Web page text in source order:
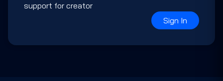
support for creator
Sign In